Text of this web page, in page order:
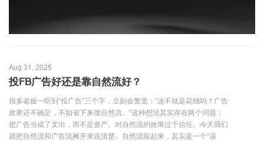
Aug 31, 2025
投FB广告好还是靠自然流好？
很多老板一听到“投广告”三个字，立刻会警觉：“这不就是花钱吗？广告
效果还不确定，不如省下来做自然流。”这种想法其实存在两个问题：
把广告当成了支出，而不是资产。对自然流的效果过于信任。今天我们
就把自然流和广告流摊开来说清楚。自然流能起来，其实是一个“误